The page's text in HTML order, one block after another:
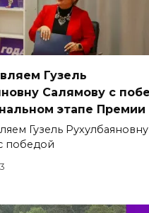
Гузель
Салямову с
этапе Премии
Гузель Рухулбаяновну
победой